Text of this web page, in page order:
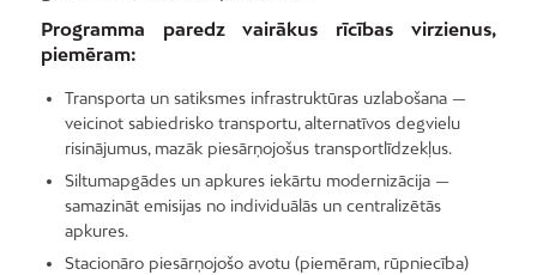
Programma paredz vairākus rīcības virzienus,
piemēram:
Transporta un satiksmes infrastruktūras uzlabošana —
veicinot sabiedrisko transportu, alternatīvos degvielu
risinājumus, mazāk piesārņojošus transportlīdzekļus.
Siltumapgādes un apkures iekārtu modernizācija —
samazināt emisijas no individuālās un centralizētās
apkures.
Stacionāro piesārņojošo avotu (piemēram, rūpniecība)